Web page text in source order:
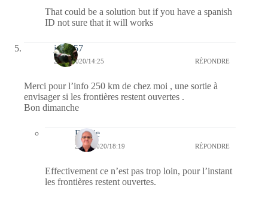
That could be a solution but if you have a spanish
ID not sure that it will works
jazzy57
26/07/2020/14:25 RÉPONDRE
Merci pour l’info 250 km de chez moi , une sortie à
envisager si les frontières restent ouvertes .
Bon dimanche
Bernie
26/07/2020/18:19 RÉPONDRE
Effectivement ce n’est pas trop loin, pour l’instant
les frontières restent ouvertes.